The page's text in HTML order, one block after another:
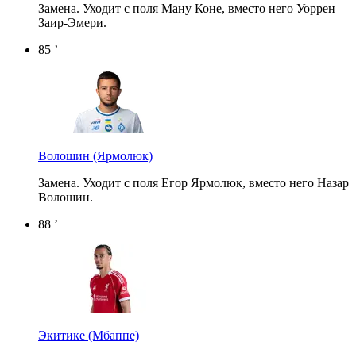
Замена. Уходит с поля Ману Коне, вместо него Уоррен
Заир-Эмери.
85 ’
Волошин (Ярмолюк)
Замена. Уходит с поля Егор Ярмолюк, вместо него Назар
Волошин.
88 ’
Экитике (Мбаппе)